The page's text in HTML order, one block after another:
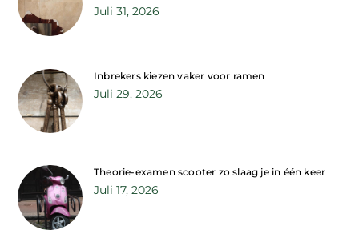
Juli 31, 2026
Inbrekers kiezen vaker voor ramen
Juli 29, 2026
Theorie-examen scooter zo slaag je in één keer
Juli 17, 2026